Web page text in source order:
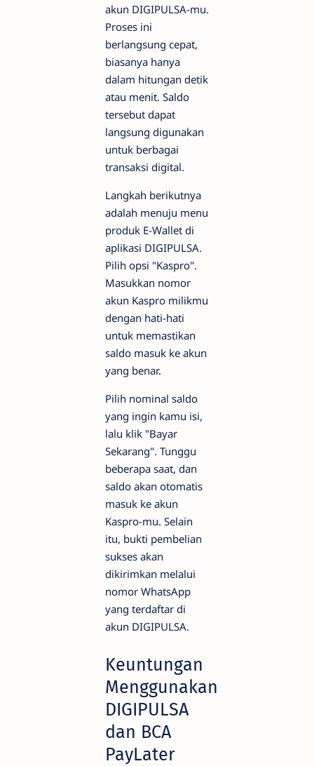
akun DIGIPULSA-mu.
Proses ini
berlangsung cepat,
biasanya hanya
dalam hitungan detik
atau menit. Saldo
tersebut dapat
langsung digunakan
untuk berbagai
transaksi digital.
Langkah berikutnya
adalah menuju menu
produk E-Wallet di
aplikasi DIGIPULSA.
Pilih opsi "Kaspro".
Masukkan nomor
akun Kaspro milikmu
dengan hati-hati
untuk memastikan
saldo masuk ke akun
yang benar.
Pilih nominal saldo
yang ingin kamu isi,
lalu klik "Bayar
Sekarang". Tunggu
beberapa saat, dan
saldo akan otomatis
masuk ke akun
Kaspro-mu. Selain
itu, bukti pembelian
sukses akan
dikirimkan melalui
nomor WhatsApp
yang terdaftar di
akun DIGIPULSA.
Keuntungan
Menggunakan
DIGIPULSA
dan BCA
PayLater